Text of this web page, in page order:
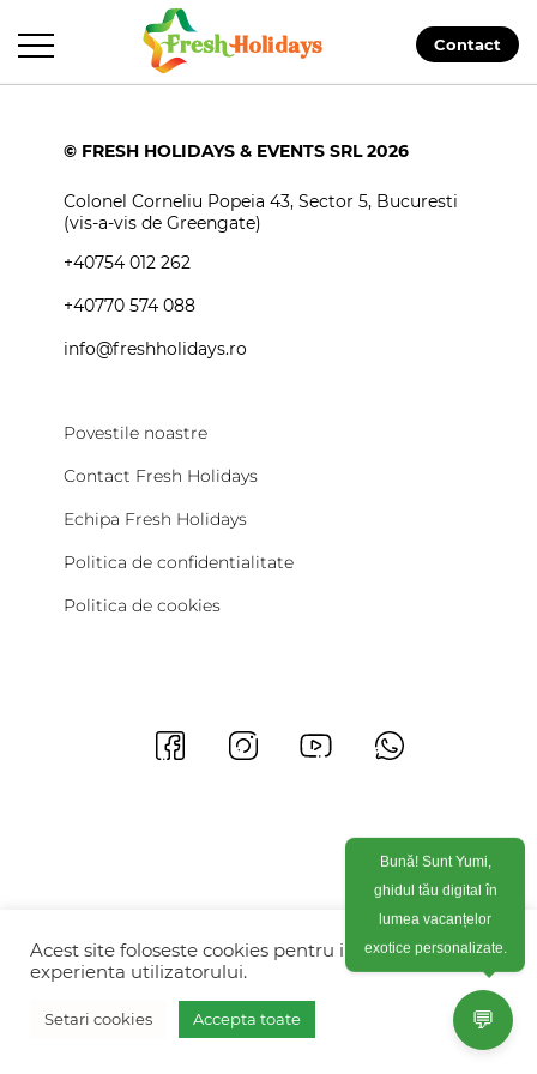
Contact
© FRESH HOLIDAYS & EVENTS SRL 2026
Colonel Corneliu Popeia 43, Sector 5, Bucuresti
(vis-a-vis de Greengate)
+40754 012 262
+40770 574 088
info@freshholidays.ro
Povestile noastre
Contact Fresh Holidays
Echipa Fresh Holidays
Politica de confidentialitate
Politica de cookies
Acest site foloseste cookies pentru imbunatati
experienta utilizatorului.
Setari cookies Accepta toate 💬
Bună! Sunt Yumi,
ghidul tău digital în
lumea vacanțelor
exotice personalizate.